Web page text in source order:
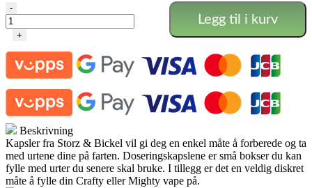
Kapselsett
Storz
&
40
stk
-
Crafty/Mighty
antall
-
+
Legg til i kurv
Beskrivning
Kapsler fra Storz & Bickel vil gi deg en enkel måte å forberede og ta
med urtene dine på farten. Doseringskapslene er små bokser du kan
fylle med urter du senere skal bruke. I tillegg er det en veldig diskret
måte å fylle din Crafty eller Mighty vape på.